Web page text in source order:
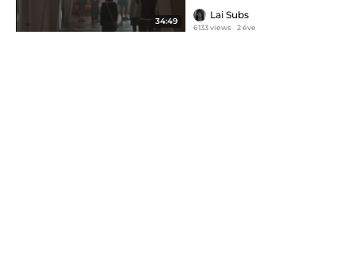
34:49
Lai Subs
6133 views 2 éve